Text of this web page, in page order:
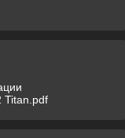
Titan.pdf